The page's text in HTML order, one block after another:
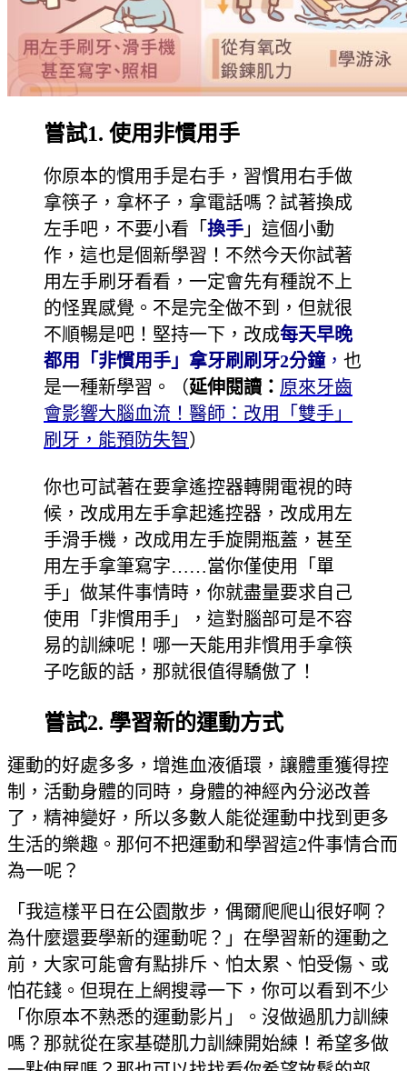
嘗試1. 使用非慣用手
你原本的慣用手是右手，習慣用右手做
拿筷子，拿杯子，拿電話嗎？試著換成
左手吧，不要小看「 換手 」這個小動
作，這也是個新學習！不然今天你試著
用左手刷牙看看，一定會先有種說不上
的怪異感覺。不是完全做不到，但就很
不順暢是吧！堅持一下，改成每天早晚
都用「非慣用手」拿牙刷刷牙2分鐘， 也
是一種新學習。（延伸閱讀： 原來牙齒
會影響大腦血流！醫師：改用「雙手」
刷牙，能預防失智）
你也可試著在要拿遙控器轉開電視的時
候，改成用左手拿起遙控器，改成用左
手滑手機，改成用左手旋開瓶蓋，甚至
用左手拿筆寫字……當你僅使用「單
手」做某件事情時，你就盡量要求自己
使用「非慣用手」，這對腦部可是不容
易的訓練呢！哪一天能用非慣用手拿筷
子吃飯的話，那就很值得驕傲了！
嘗試2. 學習新的運動方式
運動的好處多多，增進血液循環，讓體重獲得控
制，活動身體的同時，身體的神經內分泌改善
了，精神變好，所以多數人能從運動中找到更多
生活的樂趣。那何不把運動和學習這2件事情合而
為一呢？
「我這樣平日在公園散步，偶爾爬爬山很好啊？
為什麼還要學新的運動呢？」在學習新的運動之
前，大家可能會有點排斥、怕太累、怕受傷、或
怕花錢。但現在上網搜尋一下，你可以看到不少
「你原本不熟悉的運動影片」。沒做過肌力訓練
嗎？那就從在家基礎肌力訓練開始練！希望多做